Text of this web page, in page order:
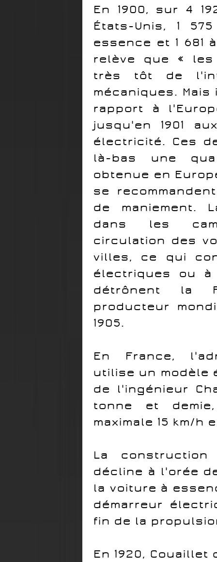
En 1900, sur 4
États-Unis, 1
essence et 1 681
relève que « les
très tôt de
mécaniques.
rapport à
jusqu'en 1901
électricité. Ces
là-bas une
obtenue en
se
de maniement.
dans les
circulation des
villes, ce qui
électriques ou à
détrônent la
producteur
1905.
En France,
utilise un modèle
de l'ingénieur
tonne et
maximale 15 km/h
La
décline à l'orée
la voiture à
démarreur
fin de la
En 1920,